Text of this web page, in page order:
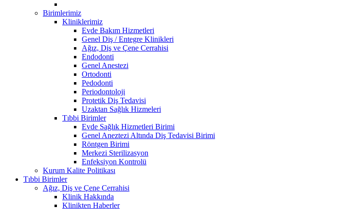
Birimlerimiz
Kliniklerimiz
Evde Bakım Hizmetleri
Genel Diş / Entegre Klinikleri
Ağız, Diş ve Çene Cerrahisi
Endodonti
Genel Anestezi
Ortodonti
Pedodonti
Periodontoloji
Protetik Diş Tedavisi
Uzaktan Sağlık Hizmeleri
Tıbbi Birimler
Evde Sağlık Hizmetleri Birimi
Genel Aneztezi Altında Diş Tedavisi Birimi
Röntgen Birimi
Merkezi Sterilizasyon
Enfeksiyon Kontrolü
Kurum Kalite Politikası
Tıbbi Birimler
Ağız, Diş ve Çene Cerrahisi
Klinik Hakkında
Klinikten Haberler